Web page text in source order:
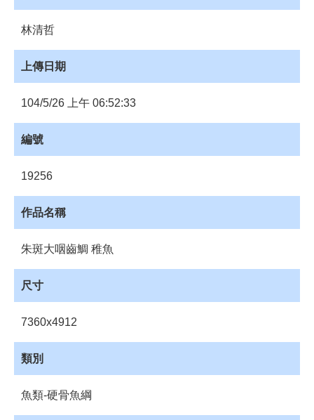
區
館
員
網
站
購
載
資
理
林清哲
上傳日期
104/5/26 上午 06:52:33
編號
19256
作品名稱
朱斑大咽齒鯛 稚魚
尺寸
7360x4912
類別
魚類-硬骨魚綱